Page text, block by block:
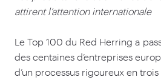
attirent l’attention internationale
Le Top 100 du Red Herring a
des centaines d’entreprises
d’un processus rigoureux en